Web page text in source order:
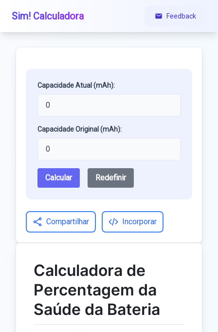
Sim! Calculadora Feedback
Capacidade Atual (mAh):
Capacidade Original (mAh):
Calcular Redefinir
Compartilhar Incorporar
Calculadora de
Percentagem da
Saúde da Bateria